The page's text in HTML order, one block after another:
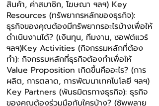
สินค้า, ค่าสมาชิก, โฆษณา ฯลฯ) Key
Resources (ทรัพยากรหลักของธุรกิจ):
ธุรกิจของคุณต้องมีทรัพยากรอะไรบ้างเพื่อให้
ดําเนินงานได้? (เงินทุน, ทีมงาน, ซอฟต์แวร์
ฯลฯ)Key Activities (กิจกรรมหลักที่ต้อง
ทํา): กิจกรรมหลักที่ธุรกิจต้องทําเพื่อให้
Value Proposition เกิดขึ้นคืออะไร? (การ
ผลิต, การตลาด, การพัฒนาเทคโนโลยี ฯลฯ)
Key Partners (พันธมิตรทางธุรกิจ): ธุรกิจ
ของคุณต้องร่วมมือกับใครบ้าง? (ซัพพลาย